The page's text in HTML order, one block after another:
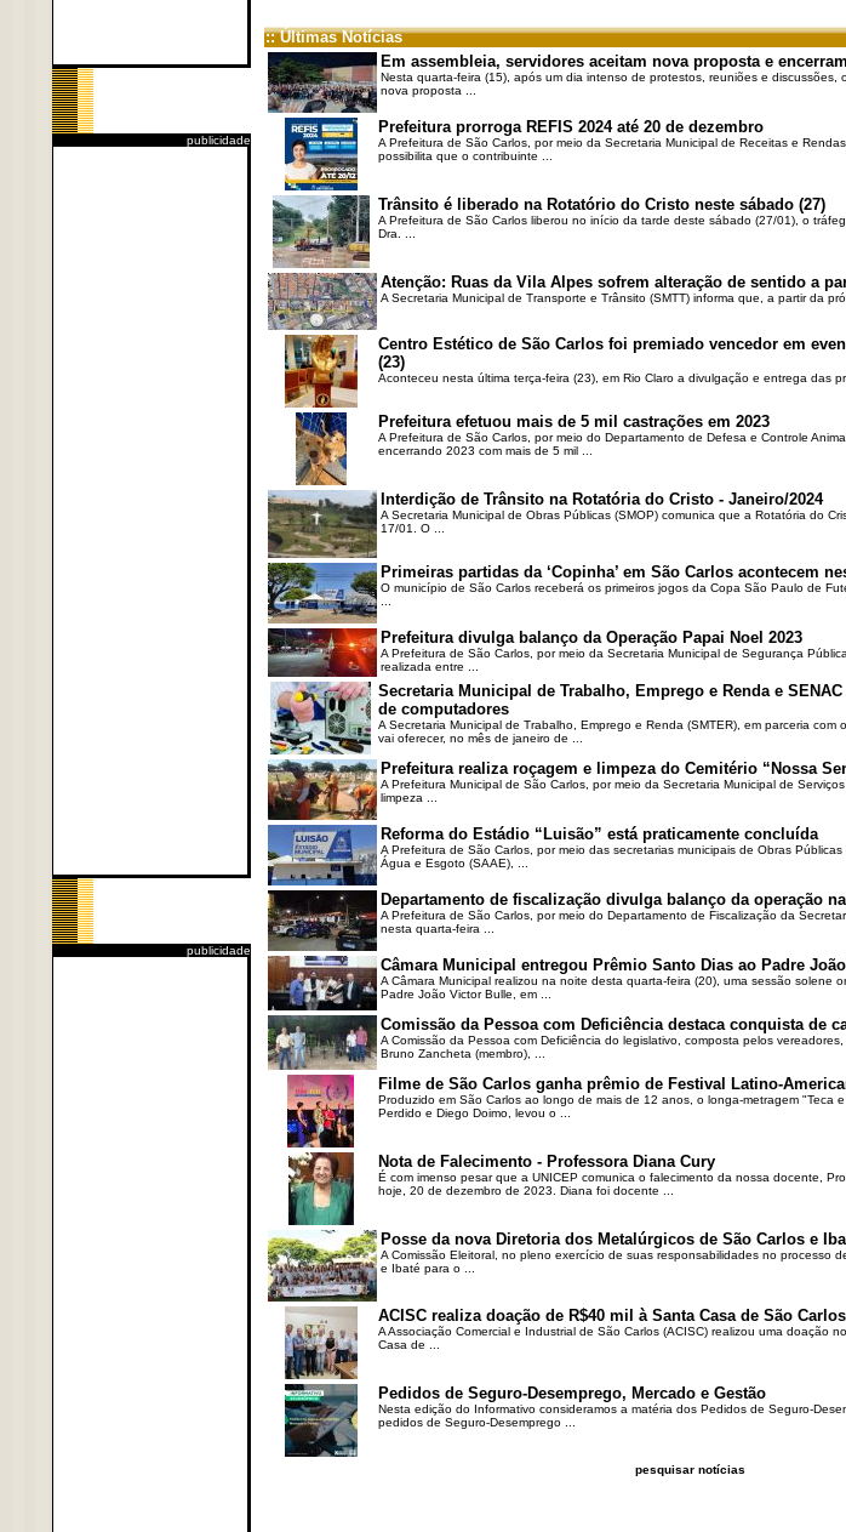
publicidade
publicidade
:: Últimas Notícias
Em assembleia, servidores aceitam nova proposta e
Nesta quarta-feira (15), após um dia intenso de protestos, reuniões e discussões,
nova proposta ...
Prefeitura prorroga REFIS 2024 até 20 de dezembro
A Prefeitura de São Carlos, por meio da Secretaria Municipal de Receitas e
possibilita que o contribuinte ...
Trânsito é liberado na Rotatório do Cristo neste sábado (27)
A Prefeitura de São Carlos liberou no início da tarde deste sábado (27/01), o
Dra. ...
Atenção: Ruas da Vila Alpes sofrem alteração de sentido a
A Secretaria Municipal de Transporte e Trânsito (SMTT) informa que, a partir da
Centro Estético de São Carlos foi premiado vencedor em
(23)
Aconteceu nesta última terça-feira (23), em Rio Claro a divulgação e entrega das
Prefeitura efetuou mais de 5 mil castrações em 2023
A Prefeitura de São Carlos, por meio do Departamento de Defesa e Controle
encerrando 2023 com mais de 5 mil ...
Interdição de Trânsito na Rotatória do Cristo - Janeiro/2024
A Secretaria Municipal de Obras Públicas (SMOP) comunica que a Rotatória do
17/01. O ...
Primeiras partidas da ‘Copinha’ em São Carlos acontecem
O município de São Carlos receberá os primeiros jogos da Copa São Paulo de
Prefeitura divulga balanço da Operação Papai Noel 2023
A Prefeitura de São Carlos, por meio da Secretaria Municipal de Segurança
realizada entre ...
Secretaria Municipal de Trabalho, Emprego e Renda e
de computadores
A Secretaria Municipal de Trabalho, Emprego e Renda (SMTER), em parceria com
vai oferecer, no mês de janeiro de ...
Prefeitura realiza roçagem e limpeza do Cemitério “Nossa
A Prefeitura Municipal de São Carlos, por meio da Secretaria Municipal de
limpeza ...
Reforma do Estádio “Luisão” está praticamente concluída
A Prefeitura de São Carlos, por meio das secretarias municipais de Obras
Água e Esgoto (SAAE), ...
Departamento de fiscalização divulga balanço da operação
A Prefeitura de São Carlos, por meio do Departamento de Fiscalização da
nesta quarta-feira ...
Câmara Municipal entregou Prêmio Santo Dias ao Padre
A Câmara Municipal realizou na noite desta quarta-feira (20), uma sessão solene
Padre João Victor Bulle, em ...
Comissão da Pessoa com Deficiência destaca conquista de
A Comissão da Pessoa com Deficiência do legislativo, composta pelos
Bruno Zancheta (membro), ...
Filme de São Carlos ganha prêmio de Festival Latino-
Produzido em São Carlos ao longo de mais de 12 anos, o longa-metragem "Teca
Perdido e Diego Doimo, levou o ...
Nota de Falecimento - Professora Diana Cury
É com imenso pesar que a UNICEP comunica o falecimento da nossa docente,
hoje, 20 de dezembro de 2023. Diana foi docente ...
Posse da nova Diretoria dos Metalúrgicos de São Carlos e
A Comissão Eleitoral, no pleno exercício de suas responsabilidades no processo
e Ibaté para o ...
ACISC realiza doação de R$40 mil à Santa Casa de São
A Associação Comercial e Industrial de São Carlos (ACISC) realizou uma doação
Casa de ...
Pedidos de Seguro-Desemprego, Mercado e Gestão
Nesta edição do Informativo consideramos a matéria dos Pedidos de Seguro-
pedidos de Seguro-Desemprego ...
pesquisar notícias